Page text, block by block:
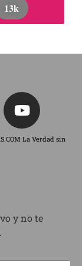
13k
La Verdad sin
y no te